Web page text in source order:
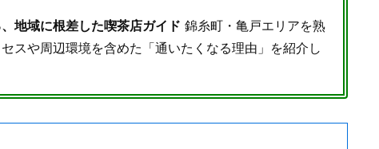
地域に根差した喫茶店ガイド 錦糸町・亀戸エリアを熟
スや周辺環境を含めた「通いたくなる理由」を紹介し